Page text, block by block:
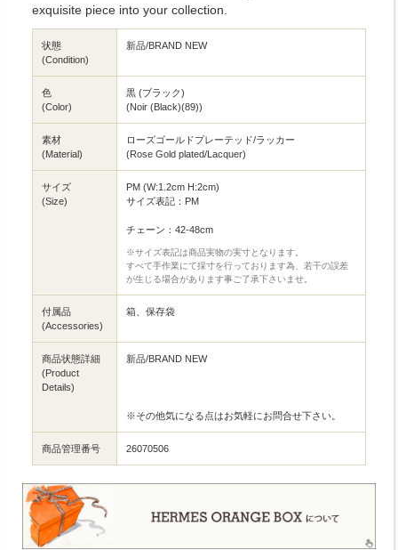
exquisite piece into your collection.
状態
(Condition)
新品/BRAND NEW
色
(Color)
黒 (ブラック)
(Noir (Black)(89))
素材
(Material)
ローズゴールドプレーテッド/ラッカー
(Rose Gold plated/Lacquer)
サイズ
(Size)
PM (W:1.2cm H:2cm)
サイズ表記：PM
チェーン：42-48cm
※サイズ表記は商品実物の実寸となります。
すべて手作業にて採寸を行っております為、若干の誤差
が生じる場合があります事ご了承下さいませ。
付属品
(Accessories)
箱、保存袋
商品状態詳細
(Product
Details)
新品/BRAND NEW
※その他気になる点はお気軽にお問合せ下さい。
商品管理番号 26070506